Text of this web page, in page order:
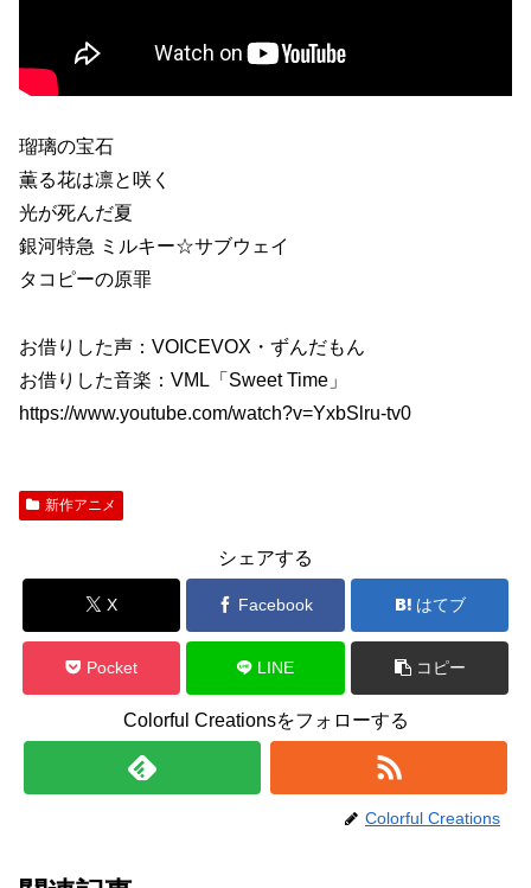
瑠璃の宝石
薫る花は凛と咲く
光が死んだ夏
銀河特急 ミルキー☆サブウェイ
タコピーの原罪
お借りした声：VOICEVOX・ずんだもん
お借りした音楽：VML「Sweet Time」
https://www.youtube.com/watch?v=YxbSlru-tv0
新作アニメ
シェアする
X Facebook はてブ
Pocket LINE コピー
Colorful Creationsをフォローする
Colorful Creations